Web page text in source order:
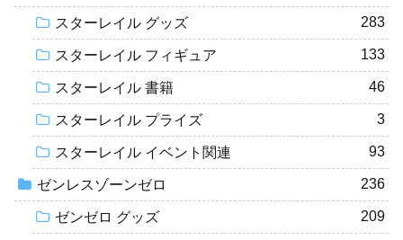
スターレイル グッズ 283
スターレイル フィギュア 133
スターレイル 書籍 46
スターレイル プライズ 3
スターレイル イベント関連 93
ゼンレスゾーンゼロ 236
ゼンゼロ グッズ 209